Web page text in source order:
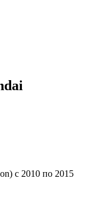
с 2010 по 2015